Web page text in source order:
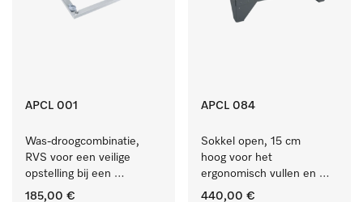
APCL 001
Was-droogcombinatie,
RVS voor een veilige
opstelling bij een
was/droogzuil.
185,00 €
APCL 084
Sokkel open, 15 cm
hoog voor het
ergonomisch vullen en
legen van de wasmachine
440,00 €